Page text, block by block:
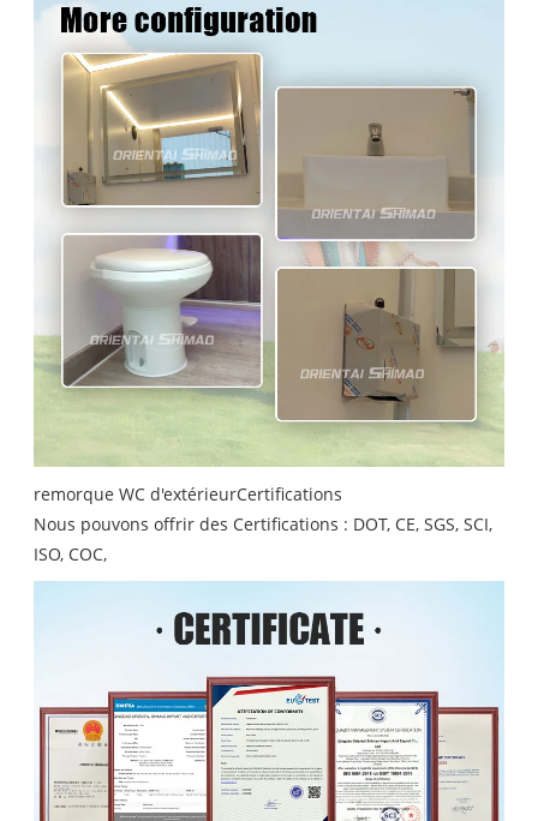
remorque WC d'extérieurCertifications
Nous pouvons offrir des Certifications : DOT, CE, SGS, SCI,
ISO, COC,